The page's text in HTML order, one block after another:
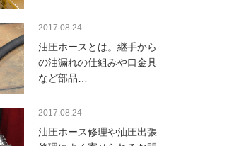
2017.08.24
油圧ホースとは。継手から
の油漏れの仕組みや口金具
など部品…
2017.08.24
油圧ホース修理や油圧出張